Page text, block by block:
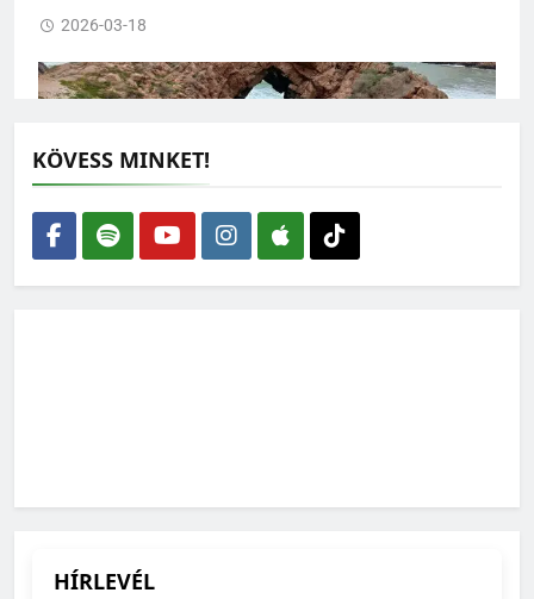
2026-03-18
Marokkói példa: látványos eredményt hozott a
nejlonzacskók betiltása
KÖVESS MINKET!
HÍRLEVÉL